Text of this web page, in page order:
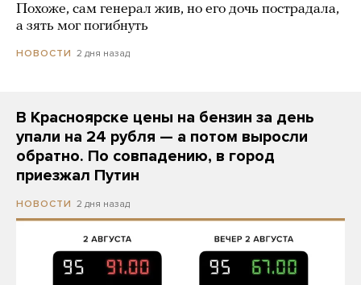
Похоже, сам генерал жив, но его дочь пострадала,
а зять мог погибнуть
НОВОСТИ 2 дня назад
В Красноярске цены на бензин за день
упали на 24 рубля — а потом выросли
обратно. По совпадению, в город
приезжал Путин
НОВОСТИ 2 дня назад